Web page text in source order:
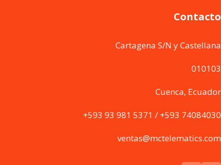
Contacto
Cartagena S/N y Castellana
010103
Cuenca, Ecuador
+593 93 981 5371 / +593 74084030
ventas@mctelematics.com